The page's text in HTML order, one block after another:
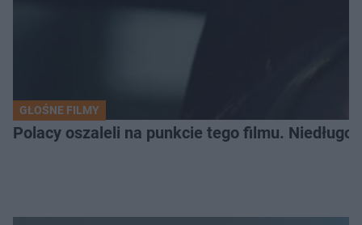
GŁOŚNE FILMY
Polacy oszaleli na punkcie tego filmu. Niedługo